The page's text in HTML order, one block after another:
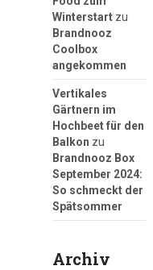
Winterstartzu
Brandnooz
Coolbox
angekommen
Vertikales
Gärtnern im
Hochbeet für den
Balkon zu
Brandnooz Box
September 2024:
So schmeckt der
Spätsommer
Archiv